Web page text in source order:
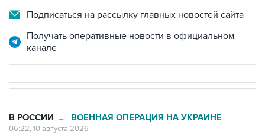
Подписаться на рассылку главных новостей сайта
Получать оперативные новости в официальном
канале
В РОССИИ → ВОЕННАЯ ОПЕРАЦИЯ НА УКРАИНЕ
06:22, 10 августа 2026